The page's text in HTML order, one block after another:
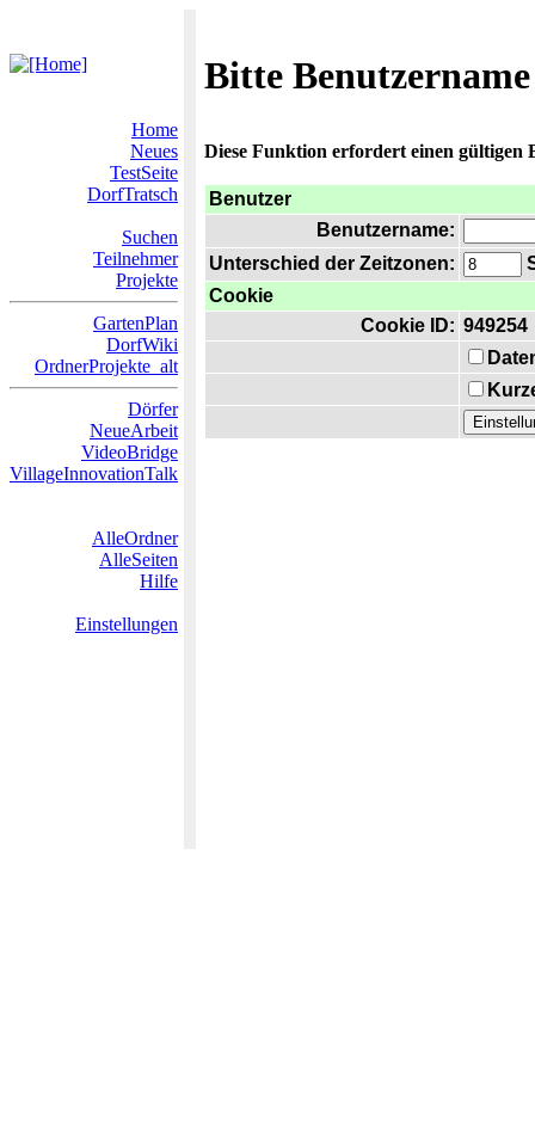
Bitte
Home
Neues
TestSeite
DorfTratsch
Suchen
Teilnehmer
Projekte
GartenPlan
DorfWiki
OrdnerProjekte_alt
Dörfer
NeueArbeit
VideoBridge
VillageInnovationTalk
AlleOrdner
AlleSeiten
Hilfe
Einstellungen
Diese Funktion erfordert einen gültigen
Benutzer
Benutzername:
Unterschied der Zeitzonen:
Cookie
Cookie ID: 949254